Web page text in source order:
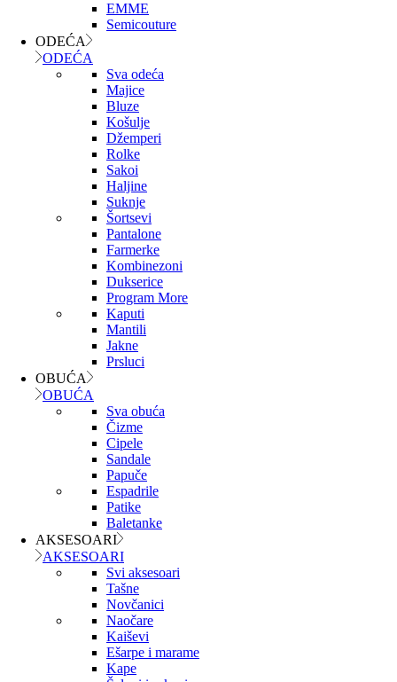
EMME
Semicouture
ODEĆA
ODEĆA
Sva odeća
Majice
Bluze
Košulje
Džemperi
Rolke
Sakoi
Haljine
Suknje
Šortsevi
Pantalone
Farmerke
Kombinezoni
Dukserice
Program More
Kaputi
Mantili
Jakne
Prsluci
OBUĆA
OBUĆA
Sva obuća
Čizme
Cipele
Sandale
Papuče
Espadrile
Patike
Baletanke
AKSESOARI
AKSESOARI
Svi aksesoari
Tašne
Novčanici
Naočare
Kaiševi
Ešarpe i marame
Kape